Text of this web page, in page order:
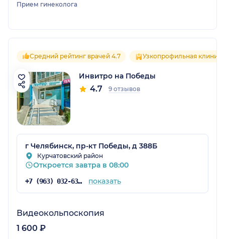
Прием гинеколога
Средний рейтинг врачей 4.7 Узкопрофильная клиника
Инвитро на Победы
4.7 9 отзывов
г Челябинск, пр-кт Победы, д 388Б
Курчатовский район
Откроется завтра в 08:00
+7 (963) 032-63-92 показать
Видеокольпоскопия
1 600 ₽